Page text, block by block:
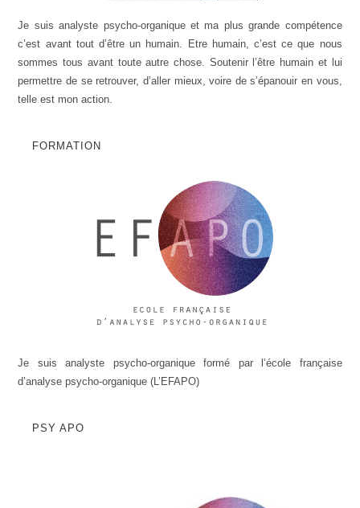
Je suis analyste psycho-organique et ma plus grande compétence
c’est avant tout d’être un humain. Etre humain, c’est ce que nous
sommes tous avant toute autre chose. Soutenir l’être humain et lui
permettre de se retrouver, d’aller mieux, voire de s’épanouir en vous,
telle est mon action.
FORMATION
Je suis analyste psycho-organique formé par l’école française
d’analyse psycho-organique (L’EFAPO)
PSY APO